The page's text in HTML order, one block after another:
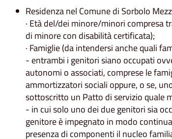
Residenza nel Comune di Sorbolo
· Età del/dei minore/minori compresa
di minore con disabilità certificata);
· Famiglie (da intendersi anche quali
- entrambi i genitori siano occupati
autonomi o associati, comprese le
ammortizzatori sociali oppure, o se,
sottoscritto un Patto di servizio quale
- in cui solo uno dei due genitori sia
genitore è impegnato in modo
presenza di componenti il nucleo